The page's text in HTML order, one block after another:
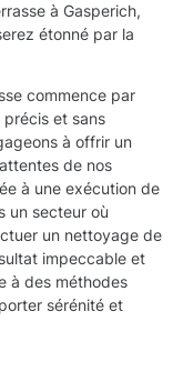
à Gasperich,
étonné par la
commence par
précis et sans
à offrir un
de nos
à une exécution de
un secteur où
un nettoyage de
impeccable et
à des méthodes
sérénité et